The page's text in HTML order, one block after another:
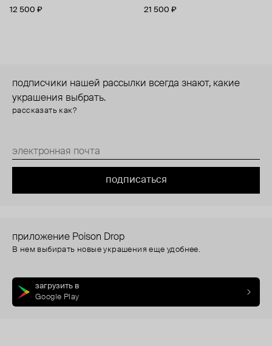
бронзы с родиевым покрытием
12 500 ₽
бронзы с родиевым покрытием
21 500 ₽
подписчики нашей рассылки всегда знают, какие
украшения выбрать.
рассказать как?
подписаться
приложение Poison Drop
В нем выбирать новые украшения еще удобнее.
загрузить в
Google Play